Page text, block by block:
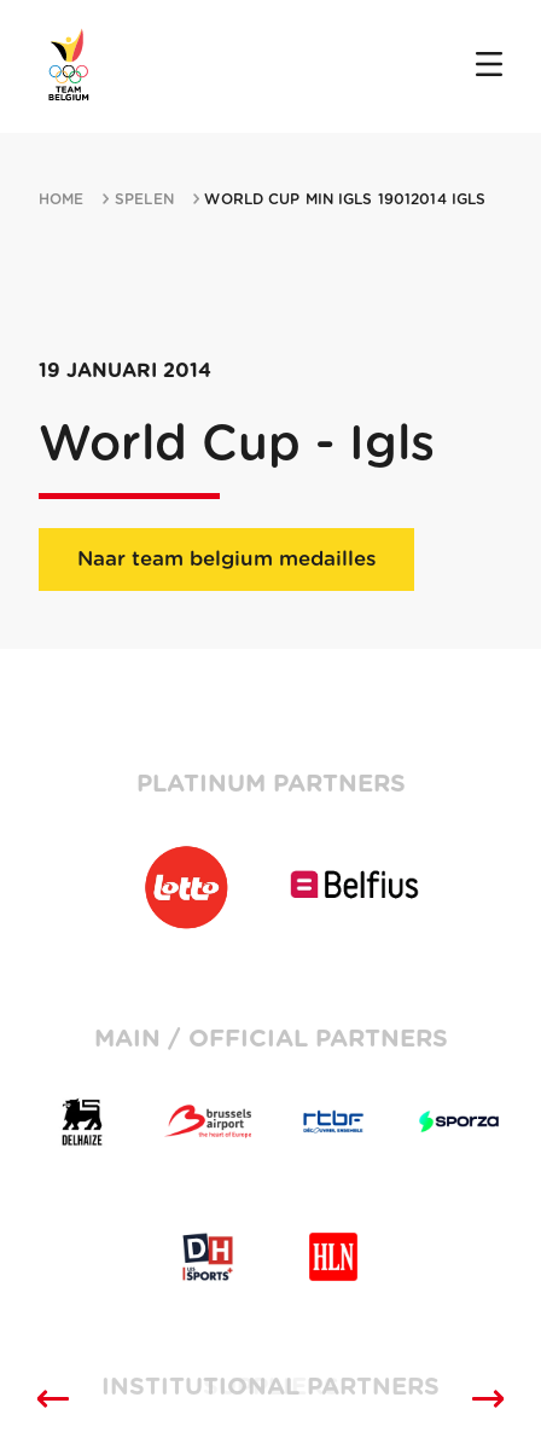
HOME SPELEN WORLD CUP MIN IGLS 19012014 IGLS
19 JANUARI 2014
World Cup - Igls
Naar team belgium medailles
PLATINUM PARTNERS
MAIN / OFFICIAL PARTNERS
SUPPLIERS
INSTITUTIONAL PARTNERS